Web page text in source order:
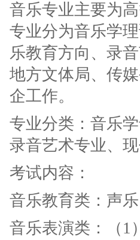
音乐专业主要为
专业分为音乐学
乐教育方向、录
地方文体局、传
企工作。
专业分类：音乐
录音艺术专业、
考试内容：
音乐教育类：声
音乐表演类：（1